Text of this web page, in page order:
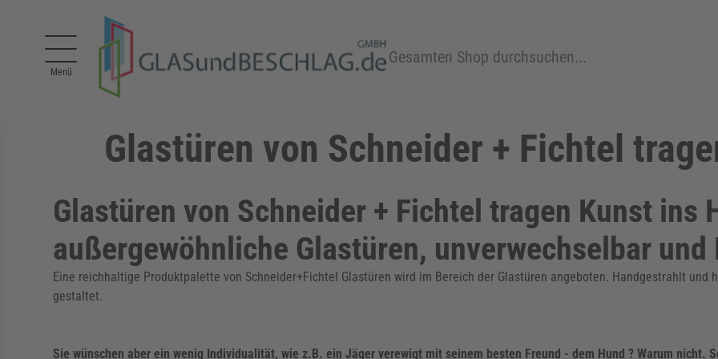
Menü
Glastüren von Schneider + Fichtel
Glastüren von Schneider + Fichtel tragen Kunst ins
außergewöhnliche Glastüren, unverwechselbar und
Eine reichhaltige Produktpalette von Schneider+Fichtel Glastüren wird im Bereich der Glastüren angeboten. Handgestrahlt
gestaltet.
Sie wünschen aber ein wenig Individualität, wie z.B. ein Jäger verewigt mit seinem besten Freund - dem Hund ? Warum nicht.